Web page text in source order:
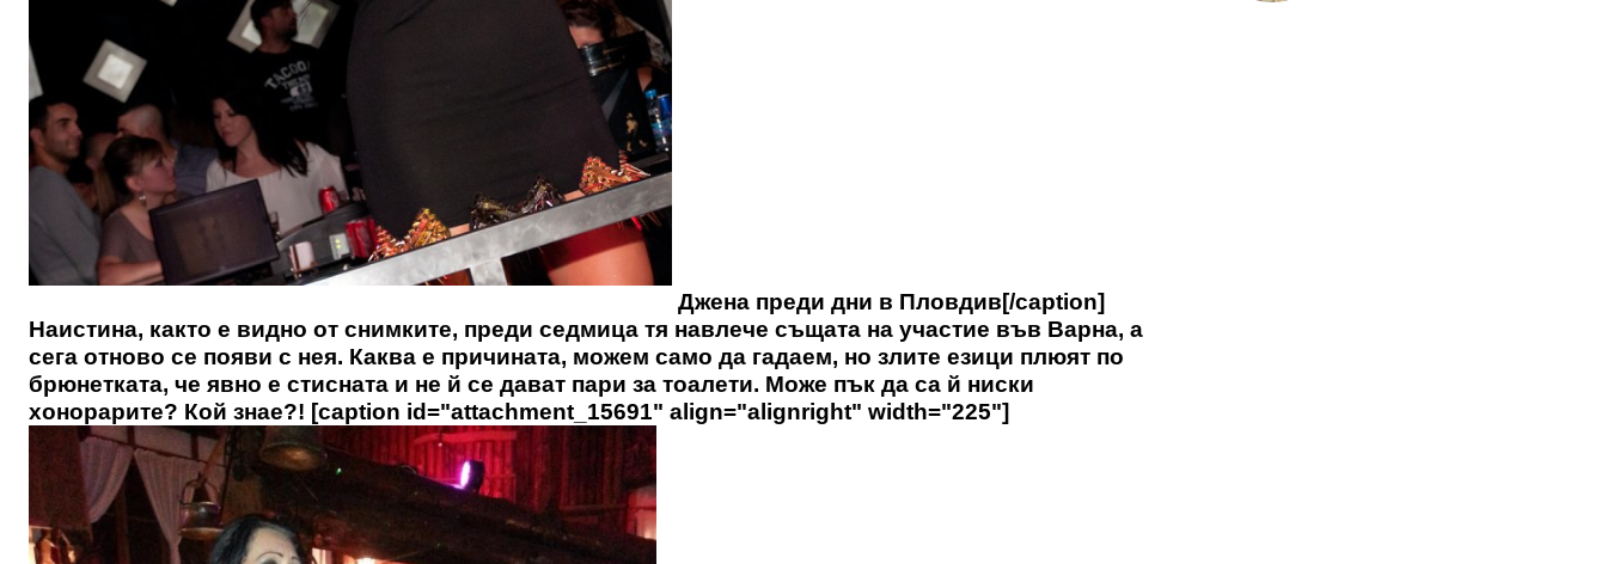
Джена преди дни в Пловдив[/caption]
Наистина, както е видно от снимките, преди седмица тя навлече същата на участие във Варна, а
сега отново се появи с нея. Каква е причината, можем само да гадаем, но злите езици плюят по
брюнетката, че явно е стисната и не й се дават пари за тоалети. Може пък да са й ниски
хонорарите? Кой знае?! [caption id="attachment_15691" align="alignright" width="225"]